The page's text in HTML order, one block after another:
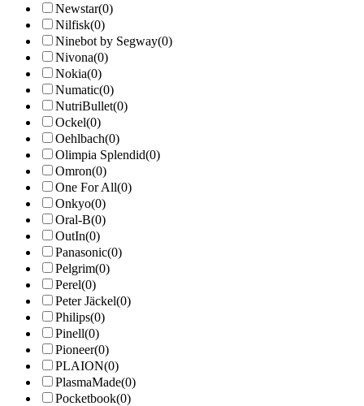
Newstar(0)
Nilfisk(0)
Ninebot by Segway(0)
Nivona(0)
Nokia(0)
Numatic(0)
NutriBullet(0)
Ockel(0)
Oehlbach(0)
Olimpia Splendid(0)
Omron(0)
One For All(0)
Onkyo(0)
Oral-B(0)
OutIn(0)
Panasonic(0)
Pelgrim(0)
Perel(0)
Peter Jäckel(0)
Philips(0)
Pinell(0)
Pioneer(0)
PLAION(0)
PlasmaMade(0)
Pocketbook(0)